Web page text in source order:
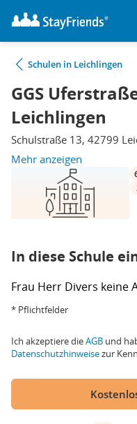
Schulen in Leichlingen
GGS
Leichlingen
Schulstraße 13, 42799
Mehr anzeigen
In diese Schule
Frau Herr Divers keine
* Pflichtfelder
Ich akzeptiere dieAGB und
Datenschutzhinweisezur